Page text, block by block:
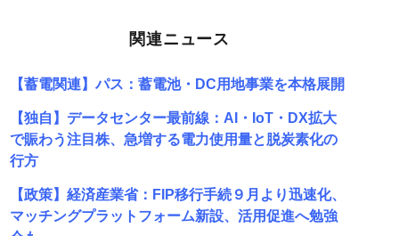
関連ニュース
【蓄電関連】パス：蓄電池・DC用地事業を本格展開
【独自】データセンター最前線：AI・IoT・DX拡大
で賑わう注目株、急増する電力使用量と脱炭素化の
行方
【政策】経済産業省：FIP移行手続９月より迅速化、
マッチングプラットフォーム新設、活用促進へ勉強